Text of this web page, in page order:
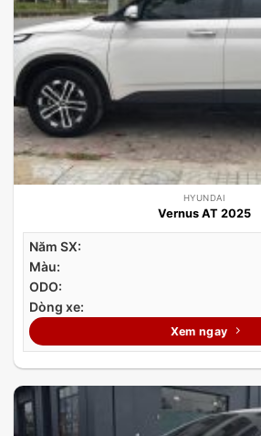
HYUNDAI
Vernus AT 2025
Năm SX:
Màu:
ODO:
Dòng xe:
Xem ngay